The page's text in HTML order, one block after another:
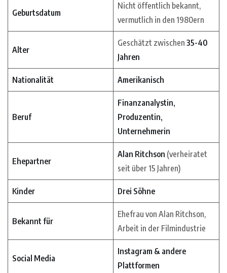
Geburtsdatum
Nicht öffentlich bekannt,
vermutlich in den 1980ern
Alter
Geschätzt zwischen 35-40
Jahren
Nationalität Amerikanisch
Beruf
Finanzanalystin,
Produzentin,
Unternehmerin
Ehepartner
Alan Ritchson (verheiratet
seit über 15 Jahren)
Kinder Drei Söhne
Bekannt für
Ehefrau von Alan Ritchson,
Arbeit in der Filmindustrie
Social Media
Instagram & andere
Plattformen